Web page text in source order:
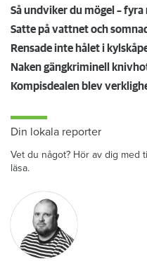
Din lokala reporter
Vet du något? Hör av dig med
läsa.